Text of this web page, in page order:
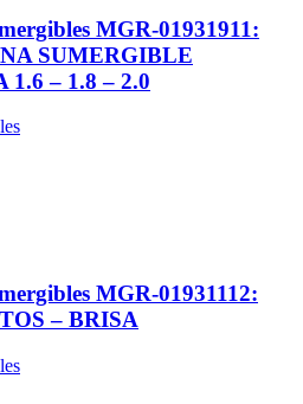
MGR-01931911:
SUMERGIBLE
– 1.8 – 2.0
MGR-01931112:
– BRISA